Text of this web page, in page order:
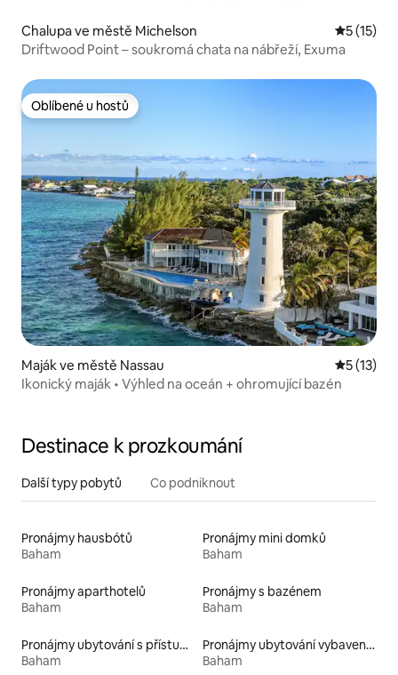
Chalupa ve městě Michelson
5 (15)
Driftwood Point – soukromá chata na nábřeží, Exuma
Oblíbené u hostů
Oblíbené u hostů
Maják ve městě Nassau
5 (13)
Ikonický maják • Výhled na oceán + ohromující bazén
Destinace k prozkoumání
Další typy pobytů Co podniknout
Pronájmy hausbótů
Baham
Pronájmy mini domků
Baham
Pronájmy aparthotelů
Baham
Pronájmy s bazénem
Baham
Pronájmy ubytování s přístupem na pláž
Baham
Pronájmy ubytování vybavených kajakem
Baham